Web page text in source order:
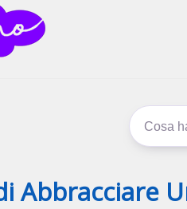
Abbracciare